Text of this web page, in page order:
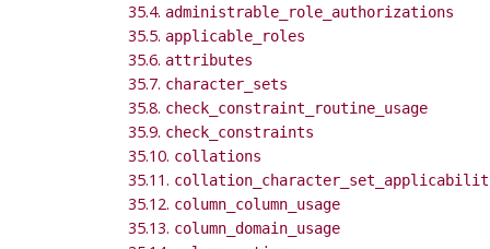
35.4. administrable_role_authorizations
35.5. applicable_roles
35.6. attributes
35.7. character_sets
35.8. check_constraint_routine_usage
35.9. check_constraints
35.10. collations
35.11.
35.12. column_column_usage
35.13. column_domain_usage